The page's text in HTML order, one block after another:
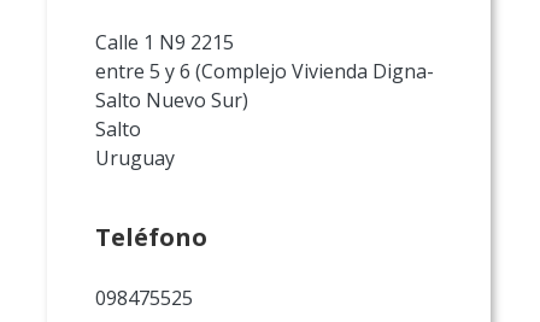
Calle 1 N9 2215
entre 5 y 6 (Complejo Vivienda Digna-
Salto Nuevo Sur)
Salto
Uruguay
Teléfono
098475525